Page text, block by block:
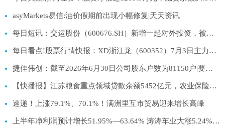
asyMarkets易信:油价假期前出现小幅修复|天天资讯
每日短讯：交运股份（600676.SH）新增一起对外投资，被投资公司为上海浦江游览集团有限公司
每日看点!股票行情快报：XD浙江龙（600352）7月3日主力资金净买入2700.56万元
捷佳伟创：截至2026年6月30日公司股东户数为81150户|要闻速递
【快播报】江苏粮食重点领域贷款余额5452亿元，农业保险提供风险保障1081亿元
速递！上涨79.1%、70.1%！满洲里互市贸易迎来增长高峰
上半年净利润预计增长51.95%—63.64% 涛涛车业大涨5.24%|快讯